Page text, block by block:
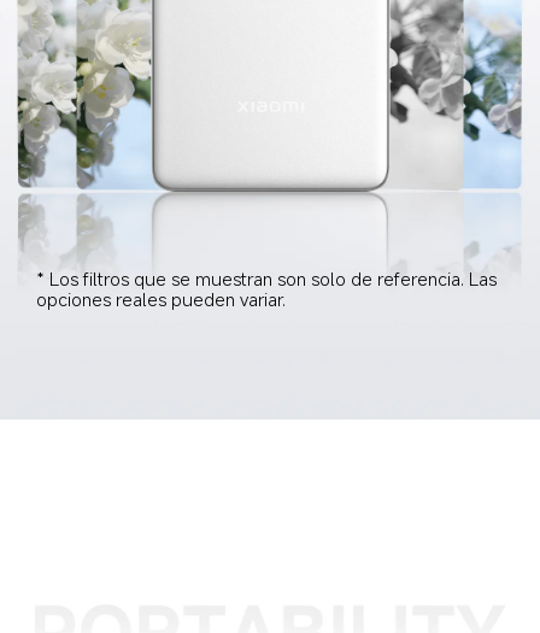
* Los filtros que se muestran son solo de referencia. Las
opciones reales pueden variar.